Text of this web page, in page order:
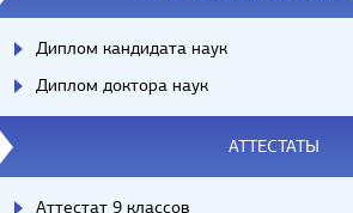
Диплом кандидата наук
Диплом доктора наук
АТТЕСТАТЫ
Аттестат 9 классов